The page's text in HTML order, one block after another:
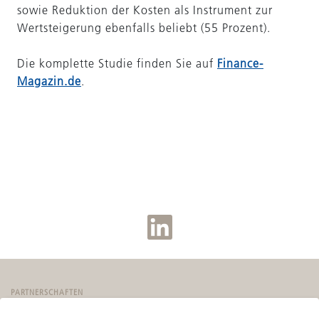
sowie Reduktion der Kosten als Instrument zur
Wertsteigerung ebenfalls beliebt (55 Prozent).
Die komplette Studie finden Sie auf Finance-
Magazin.de.
PARTNERSCHAFTEN